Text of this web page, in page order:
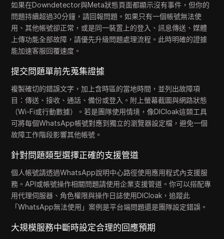
如果在Downdetector與Meta狀態頁面都顯示沒有事件，但你的
問題持續超過30分鐘，請回報問題。如果只有一個帳號無法使
用、其他帳號卻正常，或是同一裝置上的登入、訊息傳送、媒體
上傳功能全部故障，請優先升級問題處理流程。此時明確的證據
能加速客服回覆速度。
提交問題單前先蒐集證據
複製確切的錯誤文字，加上含時區的當地時間，並列出故障項
目：傳送、接收、通話、備份或登入。附上螢幕截圖與網路狀態
（Wi-Fi或行動數據）。若是團隊使用情境，像DICloak這類工具
可將每個WhatsApp帳號對應到獨立的瀏覽器設定檔，避免一個
故障工作階段影響其他帳號。
針對問題類型選擇正確的支援管道
個人帳號請透過WhatsApp說明中心路徑使用應用程式內支援服
務。API或帳號操作相關問題請使用企業支援管道。你可以搭配專
用代理伺服器、角色權限與操作日誌使用DICloak，追蹤此
「WhatsApp無法使用」案例是平台端問題還是團隊設定錯誤。
大規模服務中斷時設定合理的回應預期